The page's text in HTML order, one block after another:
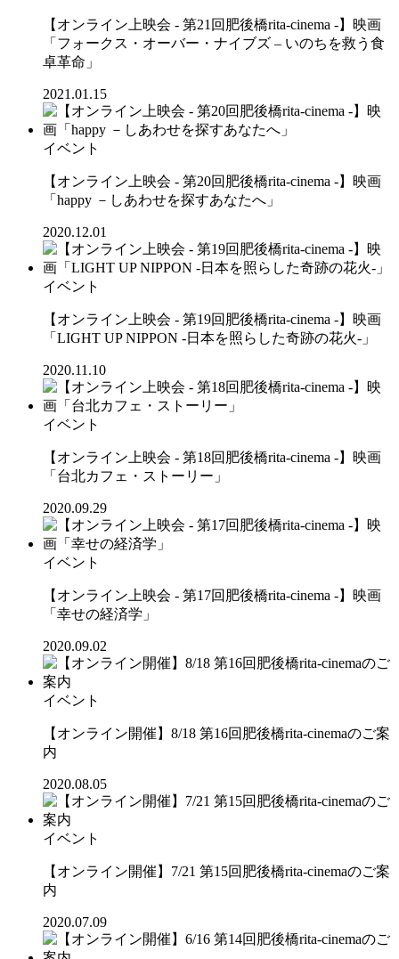
【オンライン上映会 - 第21回肥後橋rita-cinema -】映画
「フォークス・オーバー・ナイブズ – いのちを救う食
卓革命」
2021.01.15
イベント
【オンライン上映会 - 第20回肥後橋rita-cinema -】映画
「happy －しあわせを探すあなたへ」
2020.12.01
イベント
【オンライン上映会 - 第19回肥後橋rita-cinema -】映画
「LIGHT UP NIPPON -日本を照らした奇跡の花火-」
2020.11.10
イベント
【オンライン上映会 - 第18回肥後橋rita-cinema -】映画
「台北カフェ・ストーリー」
2020.09.29
イベント
【オンライン上映会 - 第17回肥後橋rita-cinema -】映画
「幸せの経済学」
2020.09.02
イベント
【オンライン開催】8/18 第16回肥後橋rita-cinemaのご案
内
2020.08.05
イベント
【オンライン開催】7/21 第15回肥後橋rita-cinemaのご案
内
2020.07.09